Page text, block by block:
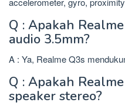
Q : Apakah
audio 3.5mm?
A : Ya, Realme Q3s
Q : Apakah
speaker stereo?